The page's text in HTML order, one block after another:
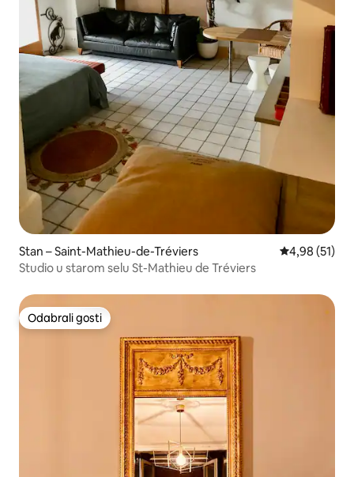
Stan – Saint-Mathieu-de-Tréviers Prosječna
4,98 (51)
Studio u starom selu St-Mathieu de Tréviers
Odabrali gosti
Odabrali gosti